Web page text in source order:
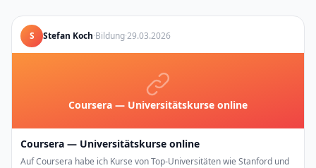
S Stefan Koch·Bildung·29.03.2026
Coursera — Universitätskurse online
Coursera — Universitätskurse online
Auf Coursera habe ich Kurse von Top-Universitäten wie Stanford und